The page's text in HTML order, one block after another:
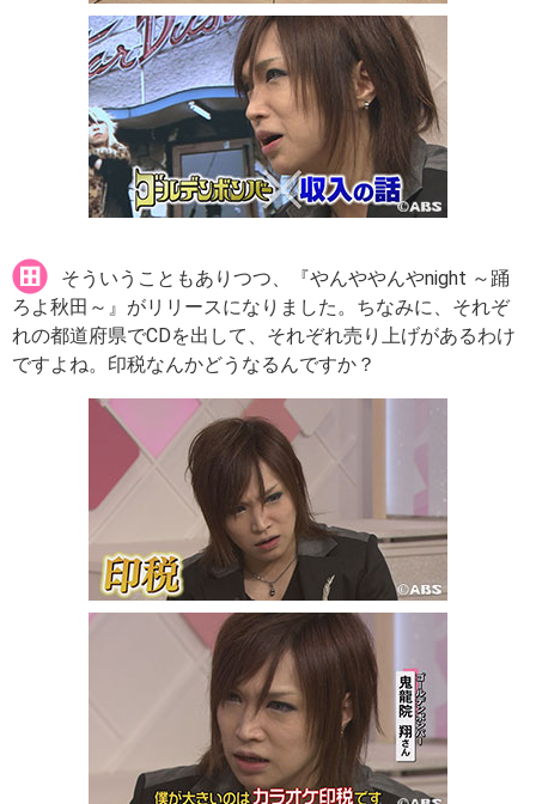
そういうこともありつつ、『やんややんやnight ～踊
ろよ秋田～』がリリースになりました。ちなみに、それぞ
れの都道府県でCDを出して、それぞれ売り上げがあるわけ
ですよね。印税なんかどうなるんですか？